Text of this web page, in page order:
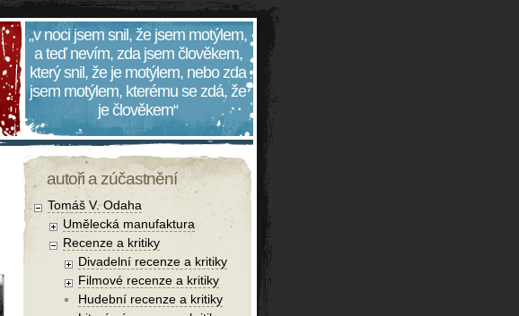
„v noci jsem snil, že jsem motýlem,
a teď nevím, zda jsem člověkem,
který snil, že je motýlem, nebo zda
jsem motýlem, kterému se zdá, že
je člověkem“
autoři a zúčastnění
Tomáš V. Odaha
Umělecká manufaktura
Recenze a kritiky
Divadelní recenze a kritiky
Filmové recenze a kritiky
Hudební recenze a kritiky